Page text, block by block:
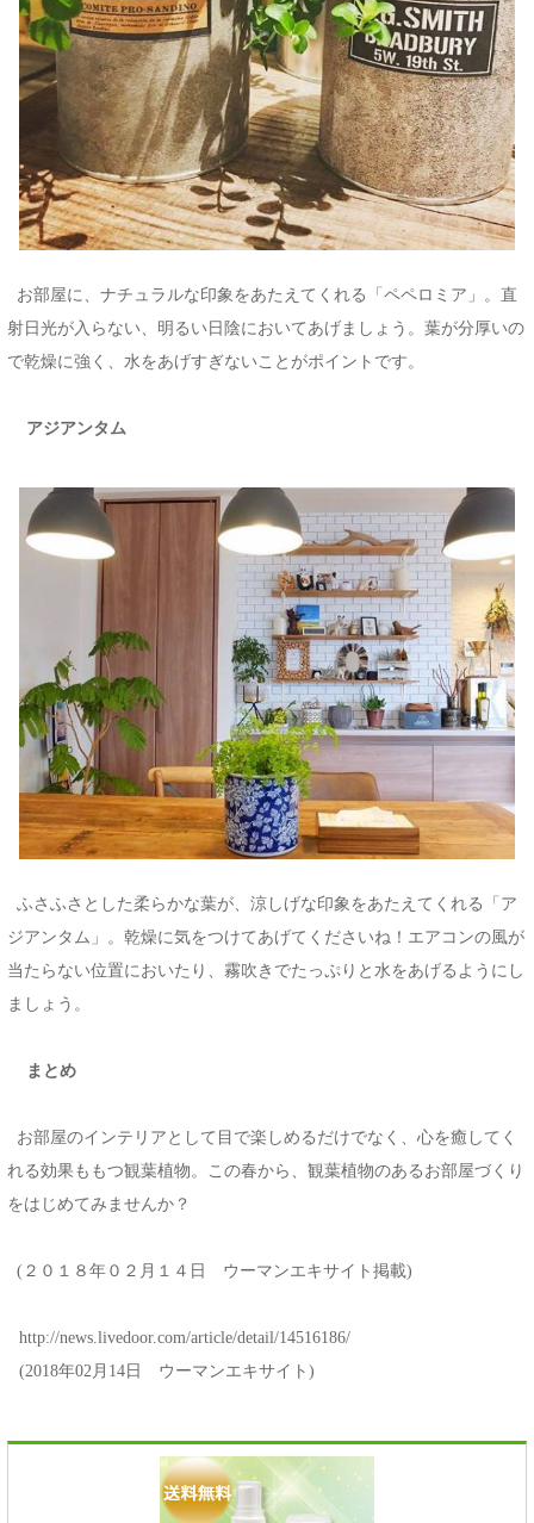
お部屋に、ナチュラルな印象をあたえてくれる「ペペロミア」。直
射日光が入らない、明るい日陰においてあげましょう。葉が分厚いの
で乾燥に強く、水をあげすぎないことがポイントです。
アジアンタム
ふさふさとした柔らかな葉が、涼しげな印象をあたえてくれる「ア
ジアンタム」。乾燥に気をつけてあげてくださいね！エアコンの風が
当たらない位置においたり、霧吹きでたっぷりと水をあげるようにし
ましょう。
まとめ
お部屋のインテリアとして目で楽しめるだけでなく、心を癒してく
れる効果ももつ観葉植物。この春から、観葉植物のあるお部屋づくり
をはじめてみませんか？
(２０１８年０２月１４日 ウーマンエキサイト掲載)
http://news.livedoor.com/article/detail/14516186/
(2018年02月14日 ウーマンエキサイト)